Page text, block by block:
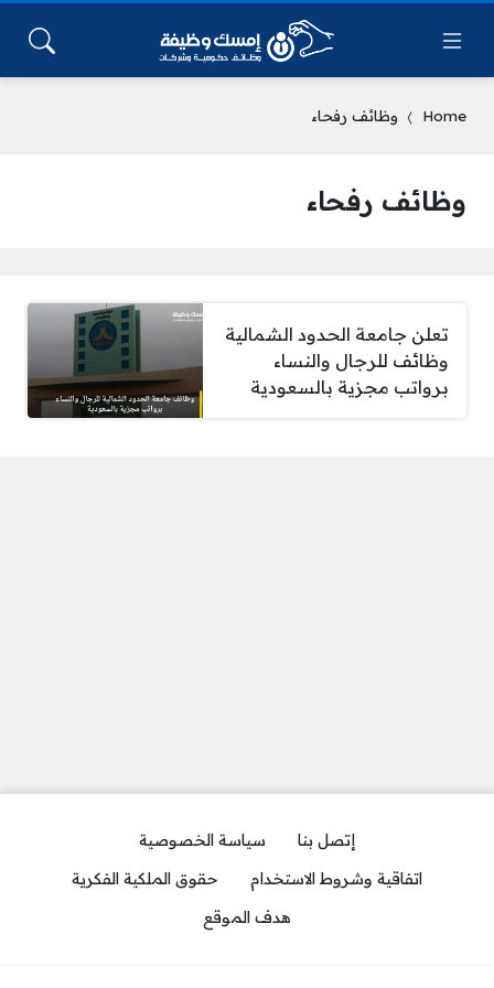
Home وظائف رفحاء
وظائف رفحاء
تعلن جامعة الحدود الشمالية
وظائف للرجال والنساء
برواتب مجزية بالسعودية
إتصل بنا
سياسة الخصوصية
اتفاقية وشروط الاستخدام
حقوق الملكية الفكرية
هدف الموقع